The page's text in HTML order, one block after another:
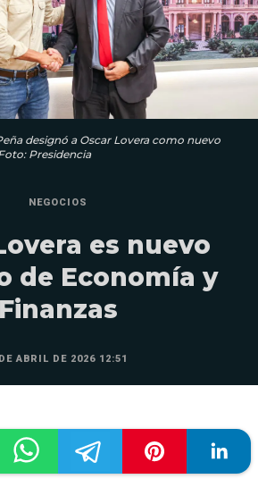
designó a Oscar Lovera como nuevo
Presidencia
NEGOCIOS
es nuevo
de Economía y
Finanzas
ABRIL DE 2026 12:51